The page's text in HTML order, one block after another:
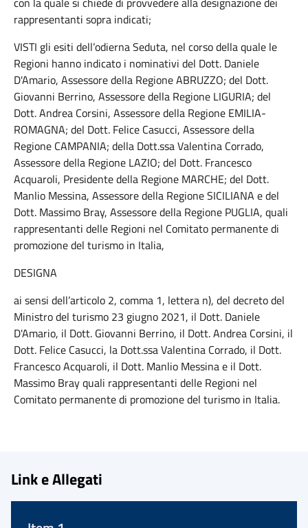
rappresentanti sopra indicati;
VISTI gli esiti dell’odierna Seduta, nel corso della quale le
Regioni hanno indicato i nominativi del Dott. Daniele
D'Amario, Assessore della Regione ABRUZZO; del Dott.
Giovanni Berrino, Assessore della Regione LIGURIA; del
Dott. Andrea Corsini, Assessore della Regione EMILIA-
ROMAGNA; del Dott. Felice Casucci, Assessore della
Regione CAMPANIA; della Dott.ssa Valentina Corrado,
Assessore della Regione LAZIO; del Dott. Francesco
Acquaroli, Presidente della Regione MARCHE; del Dott.
Manlio Messina, Assessore della Regione SICILIANA e del
Dott. Massimo Bray, Assessore della Regione PUGLIA, quali
rappresentanti delle Regioni nel Comitato permanente di
promozione del turismo in Italia,
DESIGNA
ai sensi dell’articolo 2, comma 1, lettera n), del decreto del
Ministro del turismo 23 giugno 2021, il Dott. Daniele
D'Amario, il Dott. Giovanni Berrino, il Dott. Andrea Corsini, il
Dott. Felice Casucci, la Dott.ssa Valentina Corrado, il Dott.
Francesco Acquaroli, il Dott. Manlio Messina e il Dott.
Massimo Bray quali rappresentanti delle Regioni nel
Comitato permanente di promozione del turismo in Italia.
Link e Allegati